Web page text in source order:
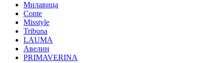
Милавица
Conte
Misstyle
Tribuna
LAUMA
Авелин
PRIMAVERINA